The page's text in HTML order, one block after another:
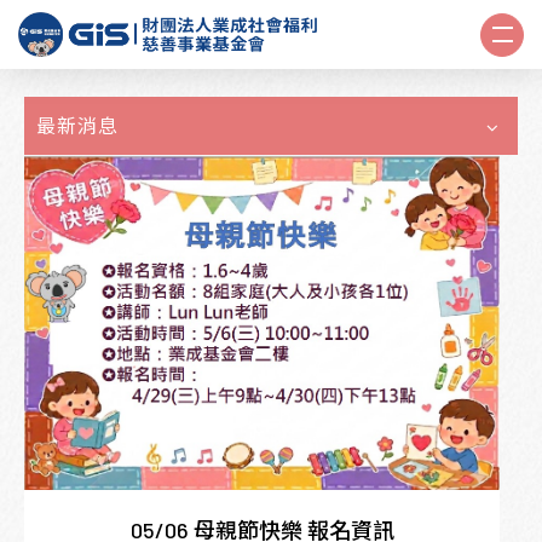
最新消息
05/06 母親節快樂 報名資訊